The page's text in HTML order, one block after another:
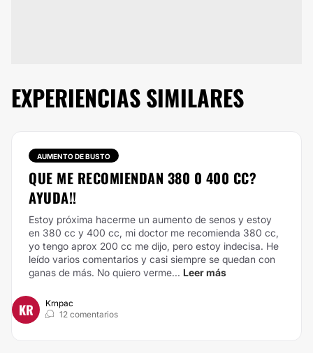
EXPERIENCIAS SIMILARES
AUMENTO DE BUSTO
QUE ME RECOMIENDAN 380 0 400 CC?
AYUDA!!
Estoy próxima hacerme un aumento de senos y estoy
en 380 cc y 400 cc, mi doctor me recomienda 380 cc,
yo tengo aprox 200 cc me dijo, pero estoy indecisa. He
leído varios comentarios y casi siempre se quedan con
ganas de más. No quiero verme... Leer más
KR
Krnpac
12 comentarios